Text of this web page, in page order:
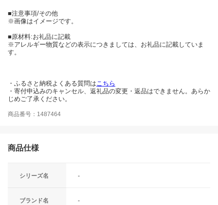
■注意事項/その他
※画像はイメージです。
■原材料:お礼品に記載
※アレルギー物質などの表示につきましては、お礼品に記載していま
す。
・ふるさと納税よくある質問はこちら
・寄付申込みのキャンセル、返礼品の変更・返品はできません。あらか
じめご了承ください。
商品番号：1487464
商品仕様
シリーズ名 -
ブランド名 -